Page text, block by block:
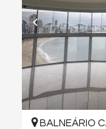
BALNEÁRIO